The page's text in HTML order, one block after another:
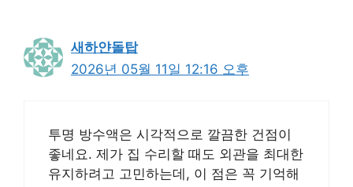
새하얀돌탑
2026년 05월 11일 12:16 오후
투명 방수액은 시각적으로 깔끔한 건점이
좋네요. 제가 집 수리할 때도 외관을 최대한
유지하려고 고민하는데, 이 점은 꼭 기억해